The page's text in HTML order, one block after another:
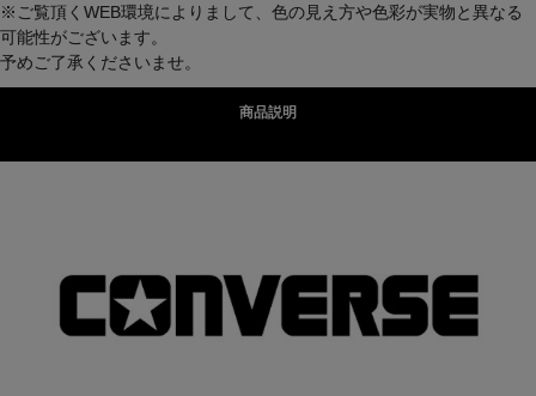
※ご覧頂くWEB環境によりまして、色の見え方や色彩が実物と異なる
可能性がございます。
予めご了承くださいませ。
商品説明